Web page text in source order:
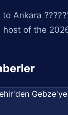
to Ankara
host of the